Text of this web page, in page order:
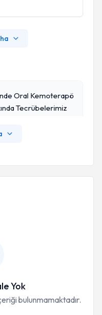
Oral Kemoterapö
Tecrübelerimiz
Yok
bulunmamaktadır.